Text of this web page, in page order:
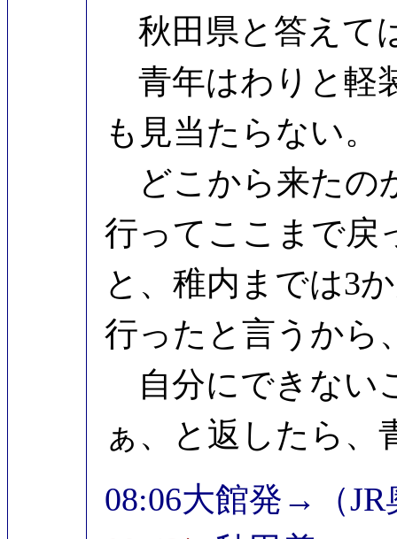
秋田県と答えて
青年はわりと軽
も見当たらない。
どこから来たの
行ってここまで戻
と、稚内までは3
行ったと言うから
自分にできない
ぁ、と返したら、
08:06大館発→（